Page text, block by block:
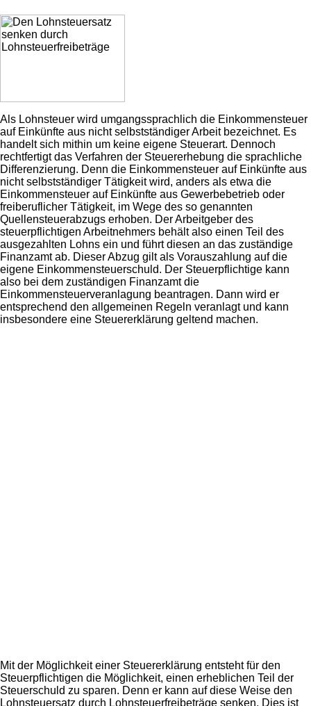
Als Lohnsteuer wird umgangssprachlich die Einkommensteuer
auf Einkünfte aus nicht selbstständiger Arbeit bezeichnet. Es
handelt sich mithin um keine eigene Steuerart. Dennoch
rechtfertigt das Verfahren der Steuererhebung die sprachliche
Differenzierung. Denn die Einkommensteuer auf Einkünfte aus
nicht selbstständiger Tätigkeit wird, anders als etwa die
Einkommensteuer auf Einkünfte aus Gewerbebetrieb oder
freiberuflicher Tätigkeit, im Wege des so genannten
Quellensteuerabzugs erhoben. Der Arbeitgeber des
steuerpflichtigen Arbeitnehmers behält also einen Teil des
ausgezahlten Lohns ein und führt diesen an das zuständige
Finanzamt ab. Dieser Abzug gilt als Vorauszahlung auf die
eigene Einkommensteuerschuld. Der Steuerpflichtige kann
also bei dem zuständigen Finanzamt die
Einkommensteuerveranlagung beantragen. Dann wird er
entsprechend den allgemeinen Regeln veranlagt und kann
insbesondere eine Steuererklärung geltend machen.
Mit der Möglichkeit einer Steuererklärung entsteht für den
Steuerpflichtigen die Möglichkeit, einen erheblichen Teil der
Steuerschuld zu sparen. Denn er kann auf diese Weise den
Lohnsteuersatz durch Lohnsteuerfreibeträge senken. Dies ist